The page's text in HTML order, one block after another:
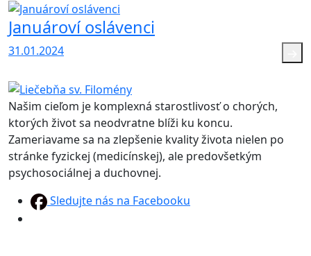
Januároví oslávenci
31.01.2024
Našim cieľom je komplexná starostlivosť o chorých,
ktorých život sa neodvratne blíži ku koncu.
Zameriavame sa na zlepšenie kvality života nielen po
stránke fyzickej (medicínskej), ale predovšetkým
psychosociálnej a duchovnej.
Sledujte nás na Facebooku